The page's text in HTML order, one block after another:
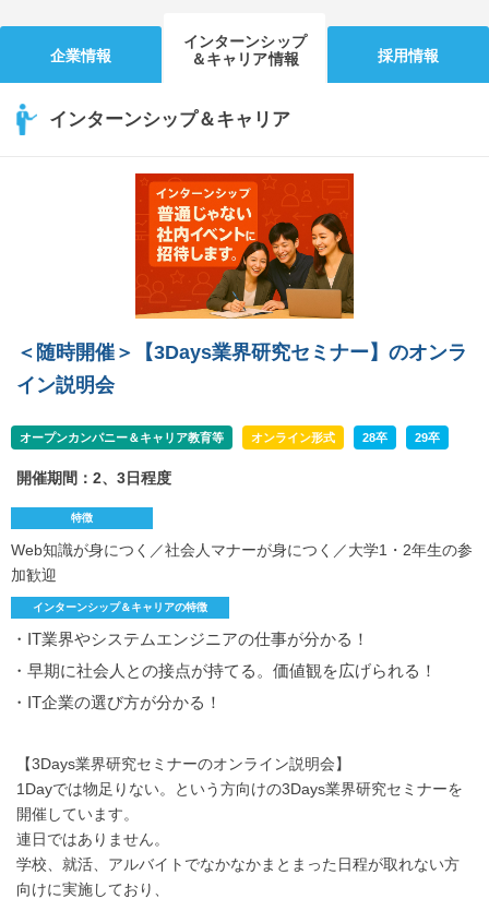
企業情報
インターンシップ
＆キャリア情報
採用情報
インターンシップ＆キャリア
＜随時開催＞【3Days業界研究セミナー】のオンラ
イン説明会
オープンカンパニー＆キャリア教育等 オンライン形式 28卒 29卒
開催期間：2、3日程度
特徴
Web知識が身につく／社会人マナーが身につく／大学1・2年生の参
加歓迎
インターンシップ＆キャリアの特徴
・IT業界やシステムエンジニアの仕事が分かる！
・早期に社会人との接点が持てる。価値観を広げられる！
・IT企業の選び方が分かる！
【3Days業界研究セミナーのオンライン説明会】
1Dayでは物足りない。という方向けの3Days業界研究セミナーを
開催しています。
連日ではありません。
学校、就活、アルバイトでなかなかまとまった日程が取れない方
向けに実施しており、